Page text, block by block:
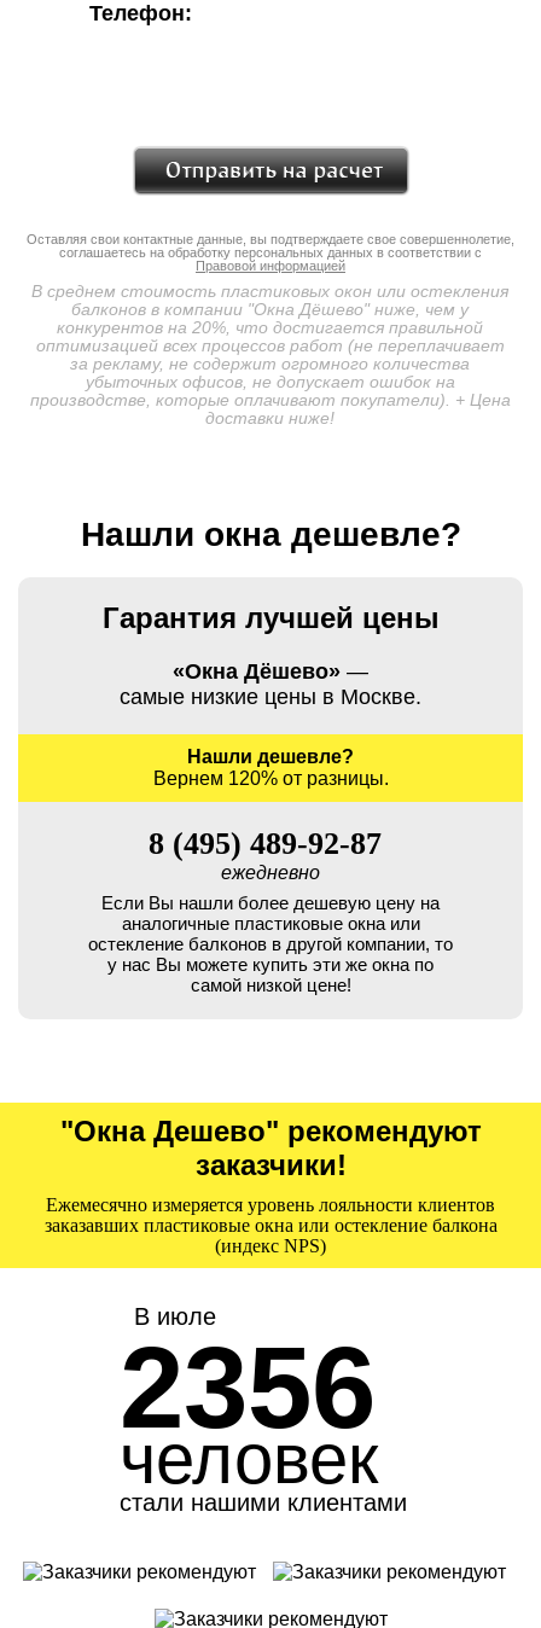
Телефон:
Оставляя свои контактные данные, вы подтверждаете свое совершеннолетие,
соглашаетесь на обработку персональных данных в соответствии с
Правовой информацией
В среднем стоимость пластиковых окон или остекления
балконов в компании "Окна Дёшево" ниже, чем у
конкурентов на 20%, что достигается правильной
оптимизацией всех процессов работ (не переплачивает
за рекламу, не содержит огромного количества
убыточных офисов, не допускает ошибок на
производстве, которые оплачивают покупатели). + Цена
доставки ниже!
Нашли окна дешевле?
Гарантия лучшей цены
«Окна Дёшево» —
самые низкие цены в Москве.
Нашли дешевле?
Вернем 120% от разницы.
8 (495) 489-92-87
ежедневно
Если Вы нашли более дешевую цену на
аналогичные пластиковые окна или
остекление балконов в другой компании, то
у нас Вы можете купить эти же окна по
самой низкой цене!
"Окна Дешево" рекомендуют
заказчики!
Ежемесячно измеряется уровень лояльности клиентов
заказавших пластиковые окна или остекление балкона
(индекс NPS)
В июле
2356
человек
стали нашими клиентами